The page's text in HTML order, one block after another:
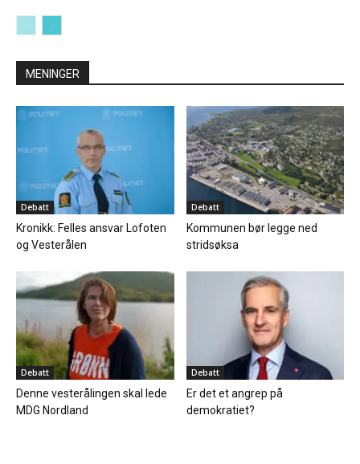
MENINGER
Debatt
Kronikk: Felles ansvar Lofoten
og Vesterålen
Debatt
Kommunen bør legge ned
stridsøksa
Debatt
Denne vesterålingen skal lede
MDG Nordland
Debatt
Er det et angrep på
demokratiet?